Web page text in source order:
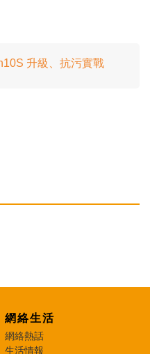
升級、抗污實戰
網絡生活
網絡熱話
生活情報